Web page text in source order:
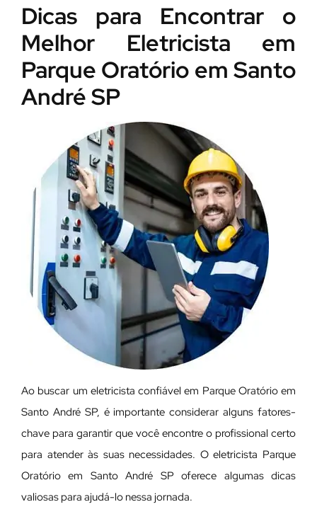
Dicas para Encontrar o
Melhor Eletricista em
Parque Oratório em Santo
André SP
Ao buscar um eletricista confiável em Parque Oratório em
Santo André SP, é importante considerar alguns fatores-
chave para garantir que você encontre o profissional certo
para atender às suas necessidades. O eletricista Parque
Oratório em Santo André SP oferece algumas dicas
valiosas para ajudá-lo nessa jornada.